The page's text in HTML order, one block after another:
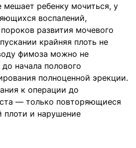
мешает ребенку мочиться, у
воспалений,
развития мочевого
крайняя плоть не
фимоза можно не
начала полового
полноценной эрекции.
к операции до
— только повторяющиеся
плоти и нарушение